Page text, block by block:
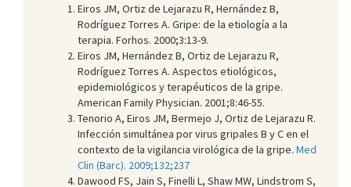
Eiros JM, Ortiz de Lejarazu R, Hernández B,
Rodríguez Torres A. Gripe: de la etiología a la
terapia. Forhos. 2000;3:13-9.
Eiros JM, Hernández B, Ortiz de Lejarazu R,
Rodríguez Torres A. Aspectos etiológicos,
epidemiológicos y terapéuticos de la gripe.
American Family Physician. 2001;8:46-55.
Tenorio A, Eiros JM, Bermejo J, Ortiz de Lejarazu R.
Infección simultánea por virus gripales B y C en el
contexto de la vigilancia virológica de la gripe. Med
Clin (Barc). 2009;132;237
Dawood FS, Jain S, Finelli L, Shaw MW, Lindstrom S,